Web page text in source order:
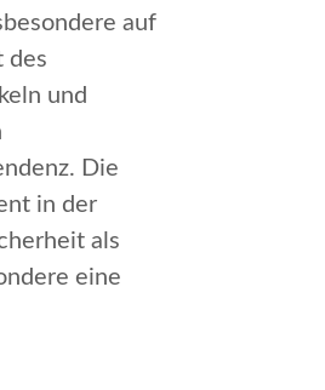
auf
des
und
Die
in der
als
eine